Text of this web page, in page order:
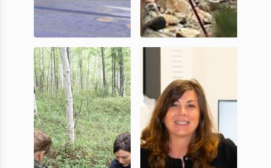
Lydie
Dussol
MC, UniCA
Claire
Delhon
CR, CNRS